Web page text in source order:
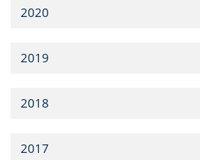
2020
2019
2018
2017